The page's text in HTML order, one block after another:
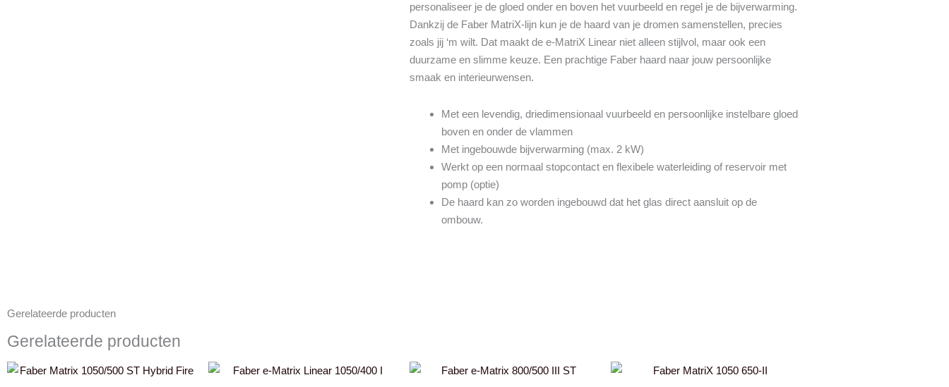
personaliseer je de gloed onder en boven het vuurbeeld en regel je de bijverwarming.
Dankzij de Faber MatriX-lijn kun je de haard van je dromen samenstellen, precies
zoals jij ‘m wilt. Dat maakt de e-MatriX Linear niet alleen stijlvol, maar ook een
duurzame en slimme keuze. Een prachtige Faber haard naar jouw persoonlijke
smaak en interieurwensen.
Met een levendig, driedimensionaal vuurbeeld en persoonlijke instelbare gloed
boven en onder de vlammen
Met ingebouwde bijverwarming (max. 2 kW)
Werkt op een normaal stopcontact en flexibele waterleiding of reservoir met
pomp (optie)
De haard kan zo worden ingebouwd dat het glas direct aansluit op de
ombouw.
Gerelateerde producten
Gerelateerde producten